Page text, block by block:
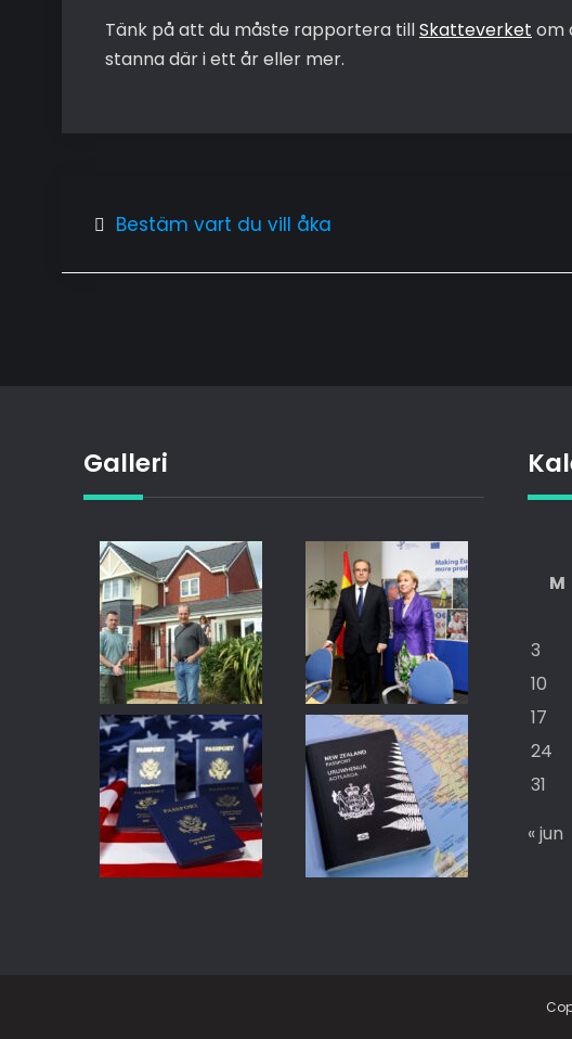
Tänk på att du måste rapportera tillSkatteverket om
stanna där i ett år eller mer.
Inläggsnavigering
Bestäm vart du vill åka
Galleri
M
3
10
17
24
31
« jun